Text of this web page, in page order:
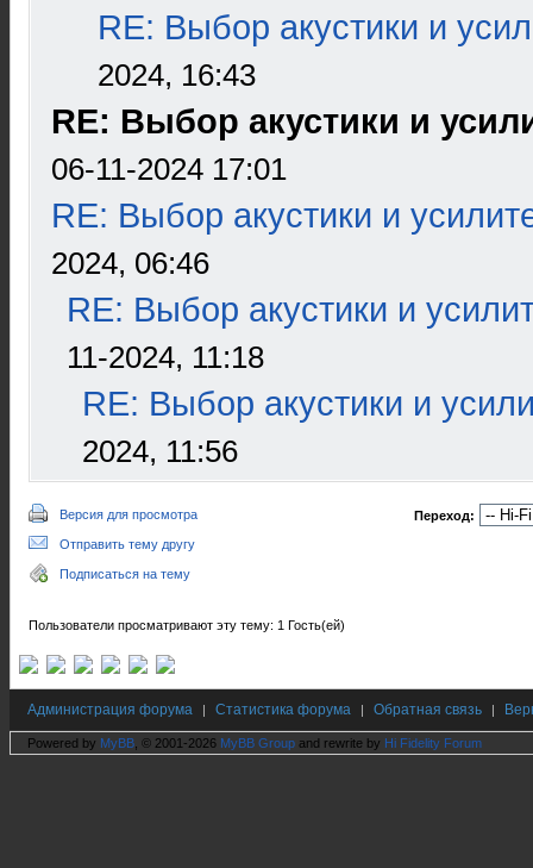
RE: Выбор акустики и
2024, 16:43
RE: Выбор акустики и
06-11-2024 17:01
RE: Выбор акустики и
2024, 06:46
RE: Выбор акустики и
11-2024, 11:18
RE: Выбор акустики и
2024, 11:56
Версия для просмотра
Отправить тему другу
Подписаться на тему
Переход:
Пользователи просматривают эту тему: 1 Гость(ей)
Администрация форума | Статистика форума | Обратная связь |
Powered by MyBB , © 2001-2026 MyBB Group and rewrite by Hi Fidelity Forum